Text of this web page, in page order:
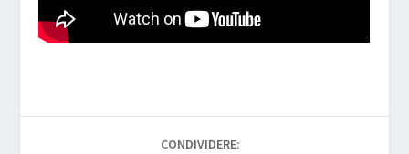
CONDIVIDERE: